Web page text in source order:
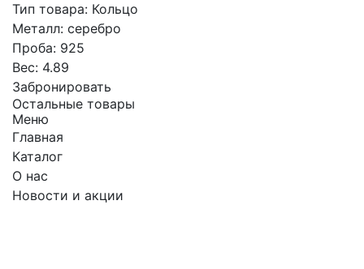
Тип товара: Кольцо
Металл: серебро
Проба: 925
Вес: 4.89
Забронировать
Остальные товары
Меню
Главная
Каталог
О нас
Новости и акции